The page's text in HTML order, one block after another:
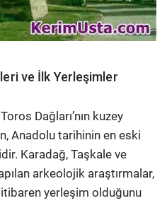
ve İlk Yerleşimler
Dağları’nın kuzey
Anadolu tarihinin en eski
Karadağ, Taşkale ve
arkeolojik araştırmalar,
yerleşim olduğunu